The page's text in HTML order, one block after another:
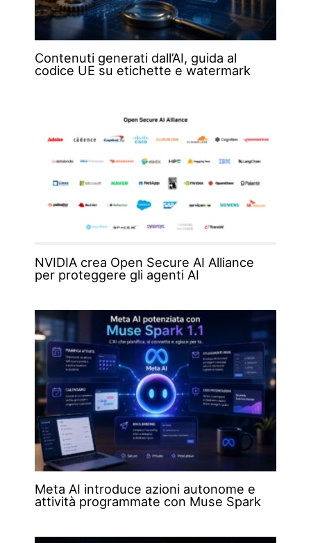
Contenuti generati dall’AI, guida al
codice UE su etichette e watermark
NVIDIA crea Open Secure AI Alliance
per proteggere gli agenti AI
Meta AI introduce azioni autonome e
attività programmate con Muse Spark